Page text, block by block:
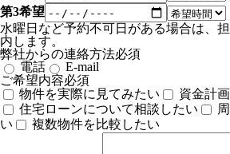
第3希望
水曜日など予約不可日がある場合は、
内します。
弊社からの連絡方法必須
電話
E-mail
ご希望内容必須
物件を実際に見てみたい
資金計
住宅ローンについて相談したい
い
複数物件を比較したい